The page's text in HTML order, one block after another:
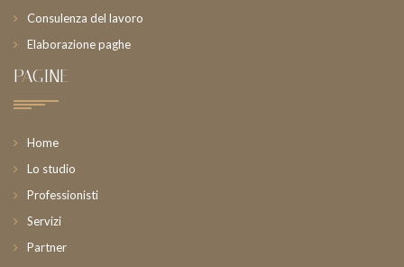
Consulenza del lavoro
Elaborazione paghe
PAGINE
Home
Lo studio
Professionisti
Servizi
Partner